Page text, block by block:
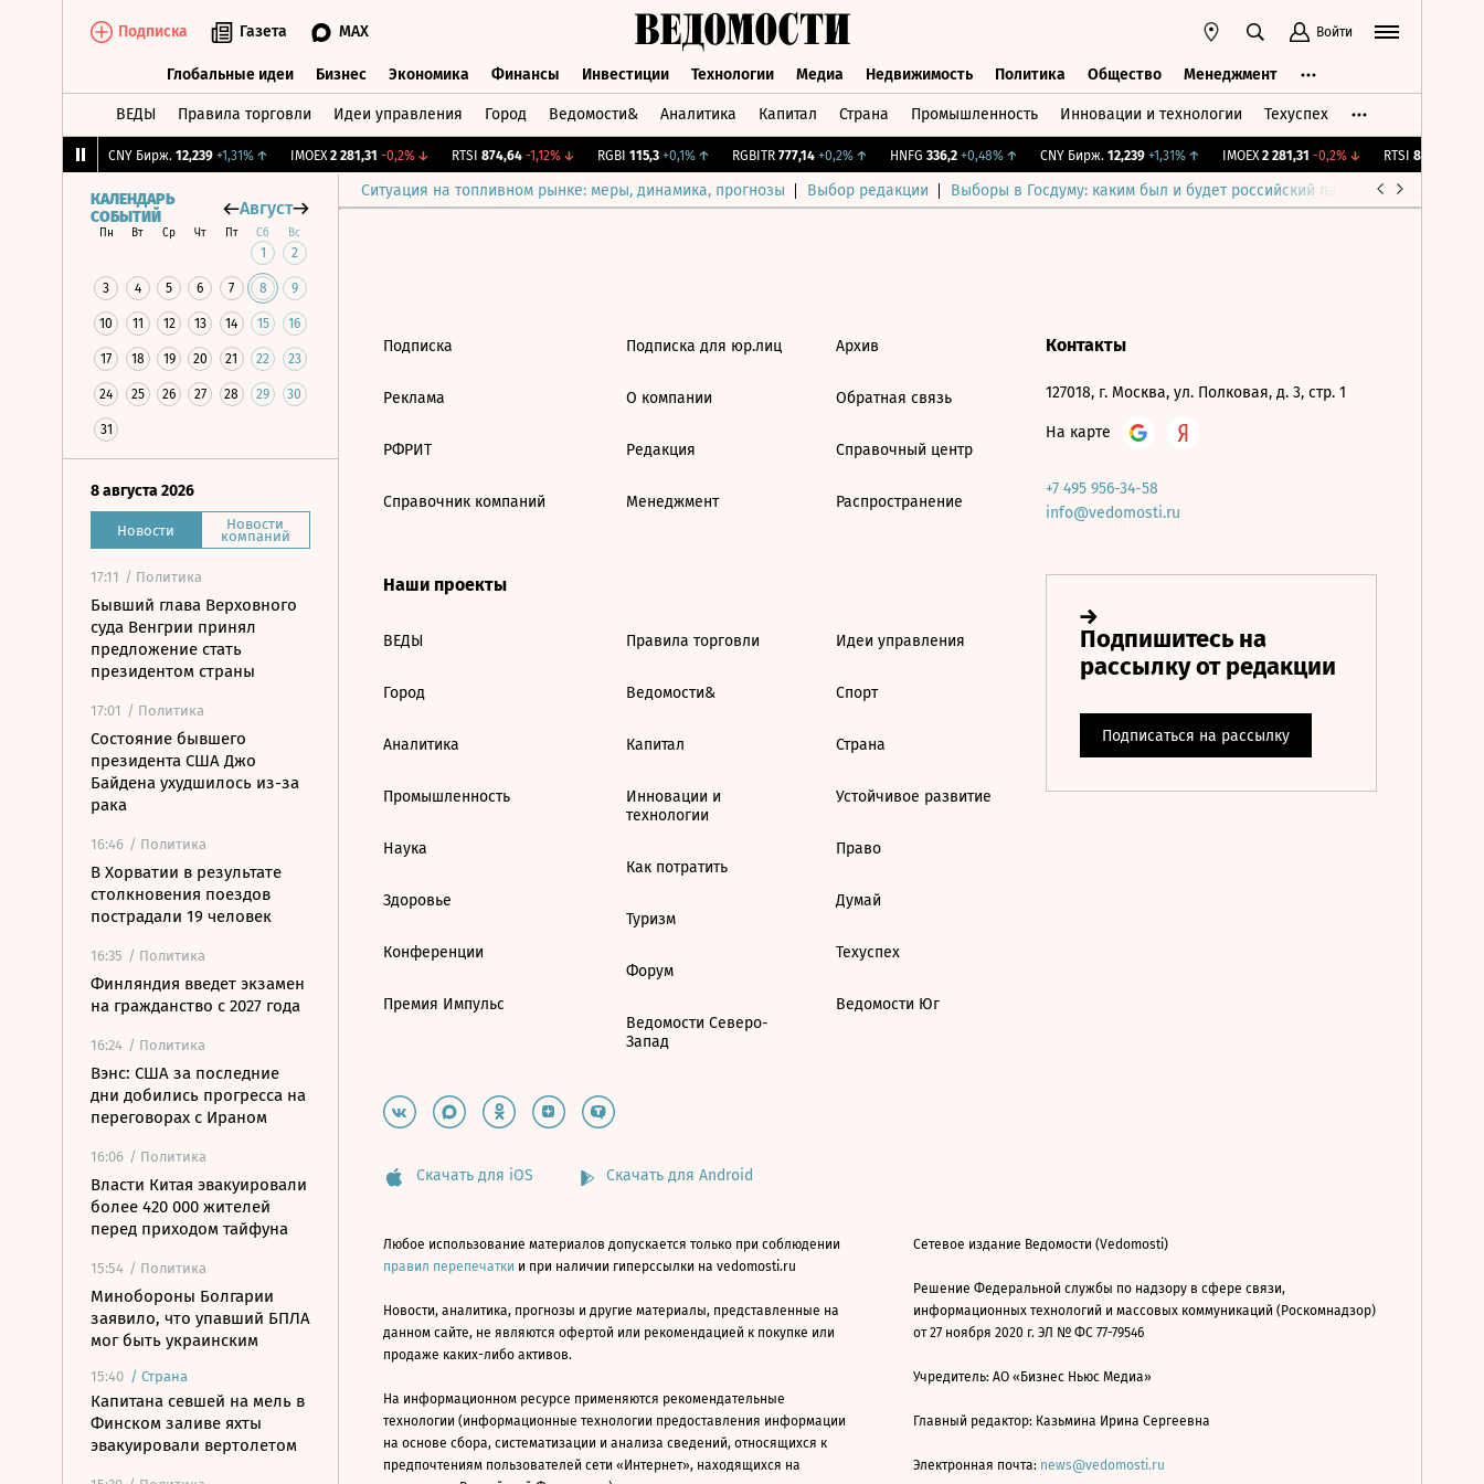
Подписка Газета MAX Войти
Глобальные идеи Бизнес Экономика Финансы Инвестиции Технологии Медиа Недвижимость Политика Общество Менеджмент
ВЕДЫ Правила торговли Идеи управления Город Ведомости& Аналитика Капитал Страна Промышленность Инновации и технологии Техуспех
CNY Бирж. 12,239 +1,31%↑ IMOEX 2 281,31 -0,2%↓ RTSI 874,64 -1,12%↓ RGBI 115,3 +0,1%↑ RGBITR 777,14 +0,2%↑ HNFG 336,2 +0,48%↑ CNY Бирж. 12,239 +1,31%↑ IMOEX 2 281,31 -0,2%↓ RTSI 874,64
Ситуация на топливном рынке: меры, динамика, прогнозы Выбор редакции Выборы в Госдуму: каким был и будет российский парламент
КАЛЕНДАРЬ
СОБЫТИЙ
Август
Пн Вт Ср Чт Пт Сб Вс
1 2
3 4 5 6 7 8 9
10 11 12 13 14 15 16
17 18 19 20 21 22 23
24 25 26 27 28 29 30
31
8 августа 2026
Новости Новости
компаний
17:11 / Политика
Бывший глава Верховного
суда Венгрии принял
предложение стать
президентом страны
17:01 / Политика
Состояние бывшего
президента США Джо
Байдена ухудшилось из-за
рака
16:46 / Политика
В Хорватии в результате
столкновения поездов
пострадали 19 человек
16:35 / Политика
Финляндия введет экзамен
на гражданство с 2027 года
16:24 / Политика
Вэнс: США за последние
дни добились прогресса на
переговорах с Ираном
16:06 / Политика
Власти Китая эвакуировали
более 420 000 жителей
перед приходом тайфуна
15:54 / Политика
Минобороны Болгарии
заявило, что упавший БПЛА
мог быть украинским
15:40 / Страна
Капитана севшей на мель в
Финском заливе яхты
эвакуировали вертолетом
Подписка
Реклама
РФРИТ
Справочник компаний
Подписка для юр.лиц
О компании
Редакция
Менеджмент
Архив
Обратная связь
Справочный центр
Распространение
Наши проекты
ВЕДЫ
Город
Аналитика
Промышленность
Наука
Здоровье
Конференции
Премия Импульс
Правила торговли
Ведомости&
Капитал
Инновации и
технологии
Как потратить
Туризм
Форум
Ведомости Северо-
Запад
Идеи управления
Спорт
Страна
Устойчивое развитие
Право
Думай
Техуспех
Ведомости Юг
Контакты
127018, г. Москва, ул. Полковая, д. 3, стр. 1
На карте
+7 495 956-34-58
info@vedomosti.ru
Скачать для iOS Скачать для Android
Любое использование материалов допускается только при соблюдении
правил перепечатки и при наличии гиперссылки на vedomosti.ru
Новости, аналитика, прогнозы и другие материалы, представленные на
данном сайте, не являются офертой или рекомендацией к покупке или
продаже каких-либо активов.
На информационном ресурсе применяются рекомендательные
технологии (информационные технологии предоставления информации
на основе сбора, систематизации и анализа сведений, относящихся к
предпочтениям пользователей сети «Интернет», находящихся на
Сетевое издание Ведомости (Vedomosti)
Решение Федеральной службы по надзору в сфере связи,
информационных технологий и массовых коммуникаций (Роскомнадзор)
от 27 ноября 2020 г. ЭЛ № ФС 77-79546
Учредитель: АО «Бизнес Ньюс Медиа»
Главный редактор: Казьмина Ирина Сергеевна
Электронная почта: news@vedomosti.ru